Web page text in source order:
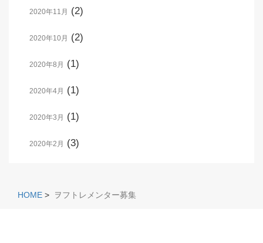
2020年11月 (2)
2020年10月 (2)
2020年8月 (1)
2020年4月 (1)
2020年3月 (1)
2020年2月 (3)
HOME > ヲフトレメンター募集